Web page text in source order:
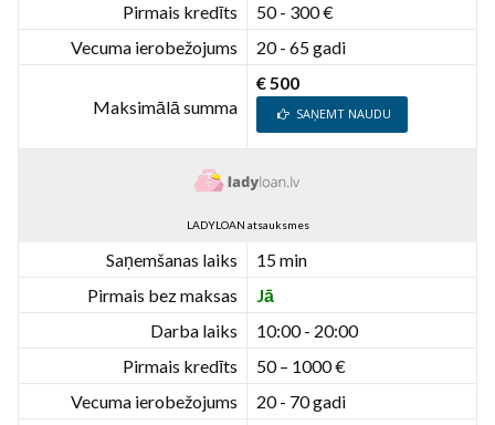
Pirmais kredīts
50 - 300 €
Vecuma ierobežojums
20 - 65 gadi
Maksimālā summa
€ 500
SAŅEMT NAUDU
LADYLOAN atsauksmes
Saņemšanas laiks
15 min
Pirmais bez maksas
Jā
Darba laiks
10:00 - 20:00
Pirmais kredīts
50 – 1000 €
Vecuma ierobežojums
20 - 70 gadi